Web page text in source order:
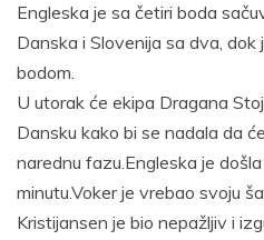
Engleska je sa četiri boda
Danska i Slovenija sa dva, dok
bodom.
U utorak će ekipa Dragana
Dansku kako bi se nadala da
narednu fazu.Engleska je
minutu.Voker je vrebao svoju
Kristijansen je bio nepažljiv i